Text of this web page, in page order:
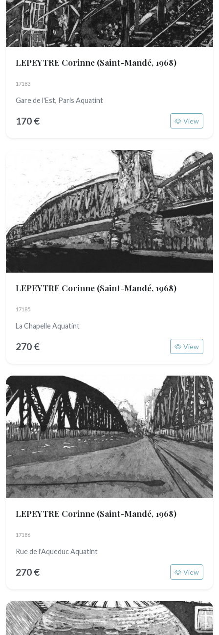
LEPEYTRE Corinne (Saint-Mandé, 1968)
17183
Gare de l'Est, Paris Aquatint
170 € View
LEPEYTRE Corinne (Saint-Mandé, 1968)
17185
La Chapelle Aquatint
270 € View
LEPEYTRE Corinne (Saint-Mandé, 1968)
17186
Rue de l'Aqueduc Aquatint
270 € View